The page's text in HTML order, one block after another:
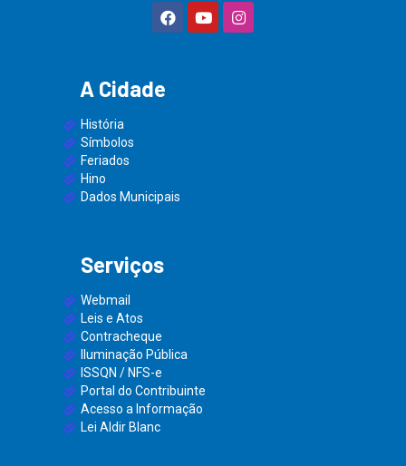
A Cidade
História
Símbolos
Feriados
Hino
Dados Municipais
Serviços
Webmail
Leis e Atos
Contracheque
Iluminação Pública
ISSQN / NFS-e
Portal do Contribuinte
Acesso a Informação
Lei Aldir Blanc